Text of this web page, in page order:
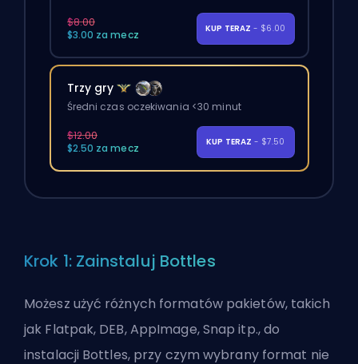
$8.00
$3.00 za mecz
KUP TERAZ - $6.00
Trzy gry
Średni czas oczekiwania <30 minut
$12.00
$2.50 za mecz
KUP TERAZ - $7.50
Krok 1: Zainstaluj Bottles
Możesz użyć różnych formatów pakietów, takich
jak Flatpak, DEB, AppImage, Snap itp., do
instalacji Bottles, przy czym wybrany format nie